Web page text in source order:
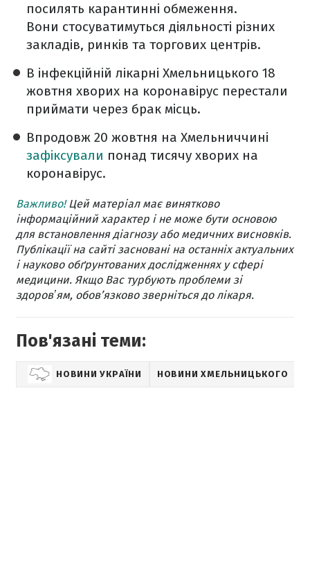
посилять карантинні обмеження.
Вони стосуватимуться діяльності різних
закладів, ринків та торгових центрів.
В інфекційній лікарні Хмельницького 18
жовтня хворих на коронавірус перестали
приймати через брак місць.
Впродовж 20 жовтня на Хмельниччині
зафіксували понад тисячу хворих на
коронавірус.
Важливо!Цей матеріал має винятково
інформаційний характер і не може бути основою
для встановлення діагнозу або медичних висновків.
Публікації на сайті засновані на останніх актуальних
і науково обґрунтованих дослідженнях у сфері
медицини. Якщо Вас турбують проблеми зі
здоровʼям, обов’язково зверніться до лікаря.
Пов'язані теми:
НОВИНИ УКРАЇНИ НОВИНИ ХМЕЛЬНИЦЬКОГО